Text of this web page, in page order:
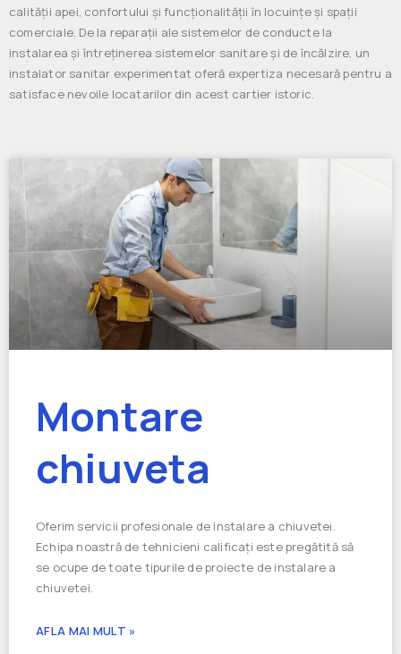
calității apei, confortului și funcționalității în locuințe și spații
comerciale. De la reparații ale sistemelor de conducte la
instalarea și întreținerea sistemelor sanitare și de încălzire, un
instalator sanitar experimentat oferă expertiza necesară pentru a
satisface nevoile locatarilor din acest cartier istoric.
Montare
chiuveta
Oferim servicii profesionale de instalare a chiuvetei.
Echipa noastră de tehnicieni calificați este pregătită să
se ocupe de toate tipurile de proiecte de instalare a
chiuvetei.
AFLA MAI MULT »